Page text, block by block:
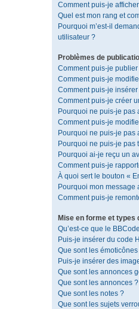
Comment puis-je
Quel est mon rang et
Pourquoi m’est-il
utilisateur ?
Problèmes de
Comment puis-je
Comment puis-je
Comment puis-je
Comment puis-je créer
Pourquoi ne puis-je pas
Comment puis-je
Pourquoi ne puis-je pas
Pourquoi ne puis-je pas
Pourquoi ai-je reçu un
Comment puis-je
À quoi sert le bouton «
Pourquoi mon message
Comment puis-je
Mise en forme et types
Qu’est-ce que le
Puis-je insérer du code
Que sont les émoticônes
Puis-je insérer des
Que sont les annonces
Que sont les annonces ?
Que sont les notes ?
Que sont les sujets